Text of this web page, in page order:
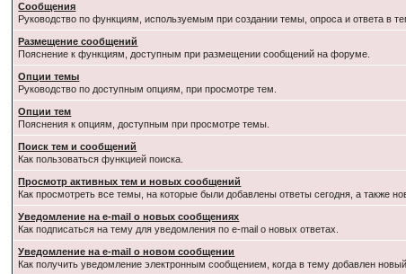
Сообщения
Руководство по функциям, используемым при создании темы, опроса и ответа в
Размещение сообщений
Пояснение к функциям, доступным при размещении сообщений на форуме.
Опции темы
Руководство по доступным опциям, при просмотре тем.
Опции тем
Пояснения к опциям, доступным при просмотре темы.
Поиск тем и сообщений
Как пользоваться функцией поиска.
Просмотр активных тем и новых сообщений
Как просмотреть все темы, на которые были добавлены ответы сегодня, а также
Уведомление на e-mail о новых сообщениях
Как подписаться на тему для уведомления по e-mail о новых ответах.
Уведомление на е-mail о новом сообщении
Как получить уведомление электронным сообщением, когда в тему добавлен новый